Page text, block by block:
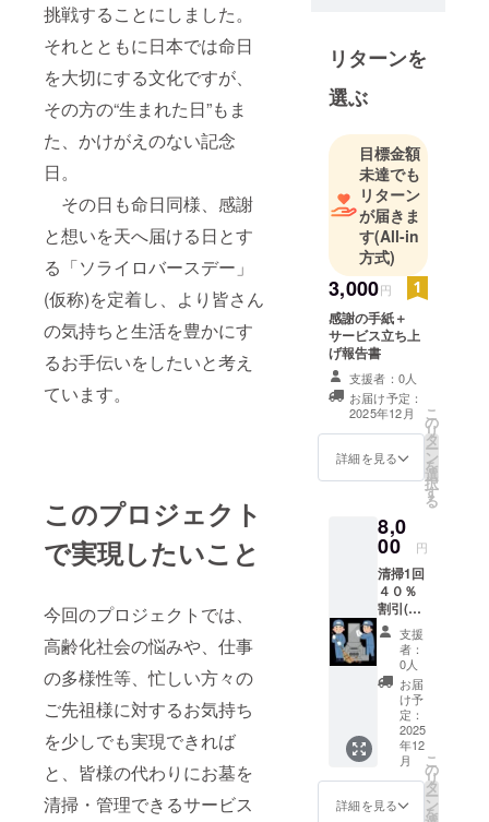
挑戦することにしました。
それとともに日本では命日
を大切にする文化ですが、
その方の“生まれた日”もま
た、かけがえのない記念
日。
その日も命日同様、感謝
と想いを天へ届ける日とす
る「ソライロバースデー」
(仮称)を定着し、より皆さん
の気持ちと生活を豊かにす
るお手伝いをしたいと考え
ています。
このプロジェクト
で実現したいこと
今回のプロジェクトでは、
高齢化社会の悩みや、仕事
の多様性等、忙しい方々の
ご先祖様に対するお気持ち
を少しでも実現できれば
と、皆様の代わりにお墓を
清掃・管理できるサービス
リターンを
選ぶ
目標金額
未達でも
リターン
が届きま
す(All-in
方式)
3,000円
感謝の手紙＋
サービス立ち上
げ報告書
支援者：0人
お届け予定：
2025年12月
詳細を見る
こ
の
リ
タ
ー
ン
を
選
択
す
る
8,0
00 円
清掃1回
４０％
割引(写
真報告
付)＋感
謝状 ご
支援者
様のご
先祖様
やご親
族様、
お知り
合いの
お墓を
清掃及
支援
者：
0人
お届
け予
定：
2025
年12
月
詳細を見る
こ
の
リ
タ
ー
ン
を